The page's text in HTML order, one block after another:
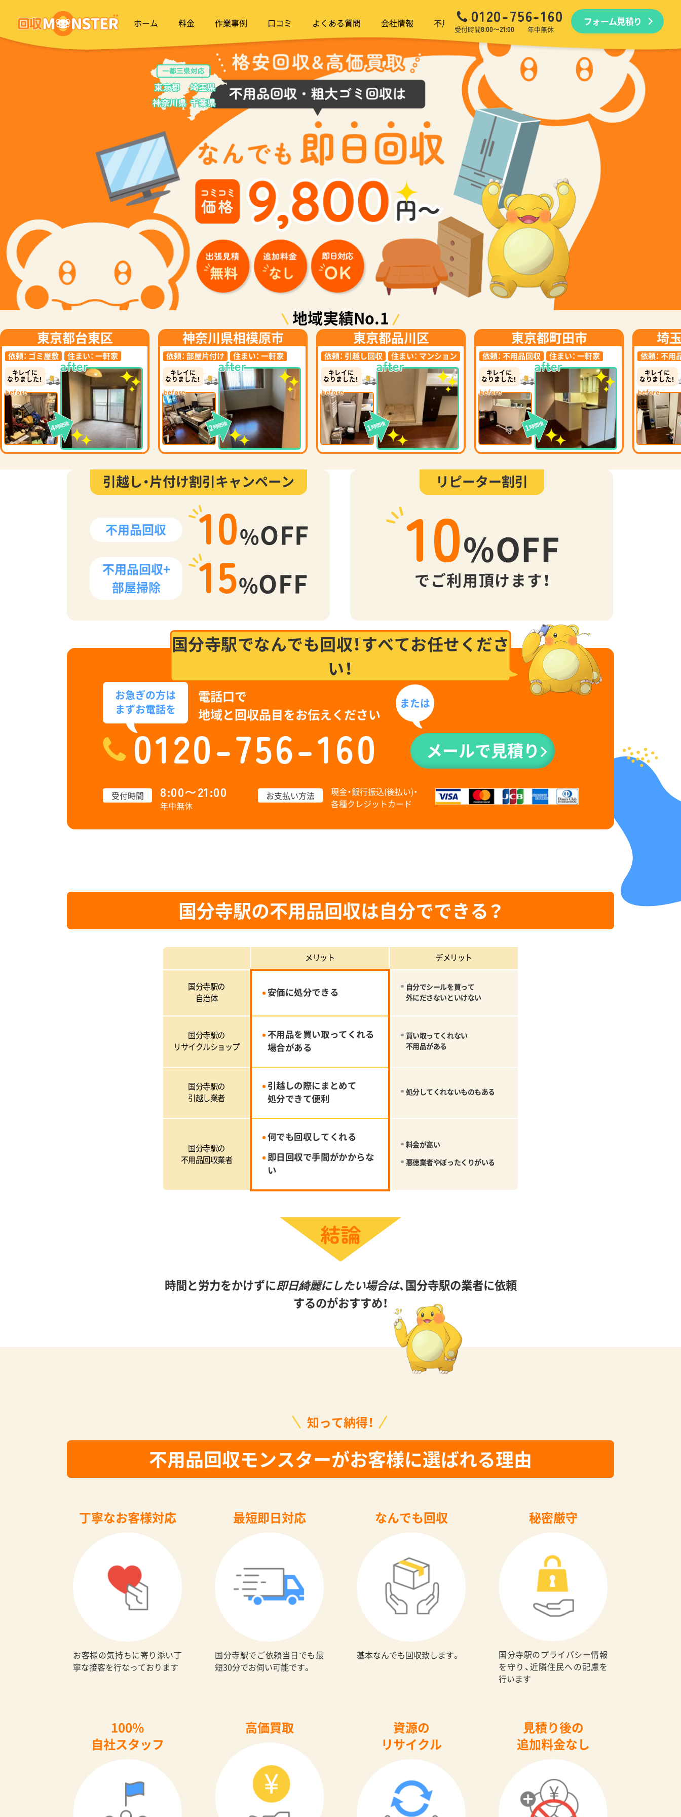
ホーム 料金 作業事例 口コミ よくある質問 会社情報 不用品回収 生前・遺品整理 引越しゴミ回収 ゴミ屋敷
0120-756-160
受付時間8:00〜21:00 年中無休
フォーム見積り
地域実績No.1
東京都台東区
依頼： ゴミ屋敷 住まい： 一軒家
キレイに
なりました！
4時間後
神奈川県相模原市
依頼： 部屋片付け 住まい： 一軒家
キレイに
なりました！
2時間後
東京都品川区
依頼： 引越し回収 住まい： マンション
キレイに
なりました！
1時間後
東京都町田市
依頼： 不用品回収 住まい： 一軒家
キレイに
なりました！
1時間後
埼
依頼： 不用
キレイに
なりました！
引越し・片付け割引キャンペーン
不用品回収 10%OFF
不用品回収+
部屋掃除
15%OFF
リピーター割引
10%OFF
でご利用頂けます！
国分寺駅でなんでも回収！すべてお任せくださ
い！
お急ぎの方は
まずお電話を
電話口で
地域と回収品目をお伝えください
0120-756-160
または
メールで見積り
受付時間 8:00〜21:00
年中無休
お支払い方法
現金・銀行振込(後払い)・
各種クレジットカード
国分寺駅の不用品回収は自分でできる？
メリット デメリット
国分寺駅の
自治体
安価に処分できる
自分でシールを買って
外にださないといけない
国分寺駅の
リサイクルショップ
不用品を買い取ってくれる
場合がある
買い取ってくれない
不用品がある
国分寺駅の
引越し業者
引越しの際にまとめて
処分できて便利
処分してくれないものもある
国分寺駅の
不用品回収業者
何でも回収してくれる
即日回収で手間がかからな
い
料金が高い
悪徳業者やぼったくりがいる
時間と労力をかけずに即日綺麗にしたい場合は、国分寺駅の業者に依頼
するのがおすすめ！
知って納得！
不用品回収モンスターがお客様に選ばれる理由
丁寧なお客様対応
お客様の気持ちに寄り添い丁
寧な接客を行なっております
最短即日対応
国分寺駅でご依頼当日でも最
短30分でお伺い可能です。
なんでも回収
基本なんでも回収致します。
秘密厳守
国分寺駅のプライバシー情報
を守り、近隣住民への配慮を
行います
100%
自社スタッフ
高価買取
資源の
リサイクル
見積り後の
追加料金なし